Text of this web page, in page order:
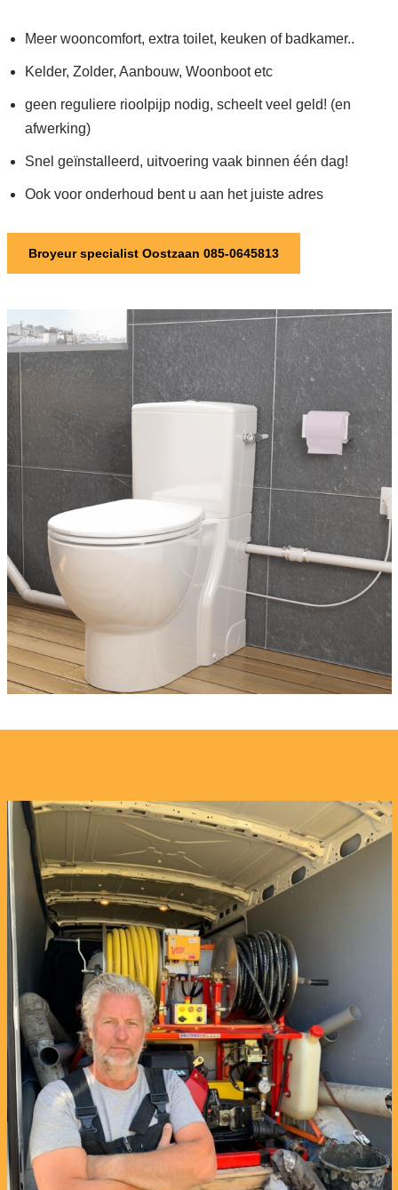
Meer wooncomfort, extra toilet, keuken of badkamer..
Kelder, Zolder, Aanbouw, Woonboot etc
geen reguliere rioolpijp nodig, scheelt veel geld! (en
afwerking)
Snel geïnstalleerd, uitvoering vaak binnen één dag!
Ook voor onderhoud bent u aan het juiste adres
Broyeur specialist Oostzaan 085-0645813